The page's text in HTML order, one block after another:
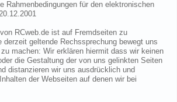
Rahmenbedingungen für den elektronischen
RCweb.de ist auf Fremdseiten zu
derzeit geltende Rechssprechung bewegt uns
machen: Wir erklären hiermit dass wir keinen
die Gestaltung der von uns gelinkten Seiten
distanzieren wir uns ausdrücklich und
der Webseiten auf denen wir bei